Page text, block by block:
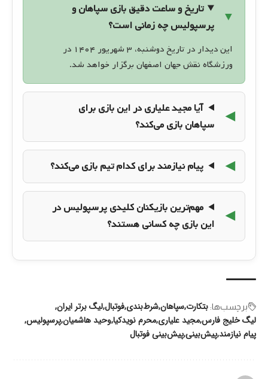
تاریخ و ساعت دقیق بازی سپاهان و
پرسپولیس چه زمانی است؟
این دیدار در تاریخ دوشنبه، ۳ شهریور ۱۴۰۴ در
ورزشگاه نقش جهان اصفهان برگزار خواهد شد.
آیا مجید علیاری در این بازی برای
سپاهان بازی می‌کند؟
پیام نیازمند برای کدام تیم بازی می‌کند؟
مهم‌ترین بازیکنان کلیدی پرسپولیس در
این بازی چه کسانی هستند؟
برچسب‌‌ها: بتکارتسپاهانشرط‌بندیفوتباللیگ برتر ایران
لیگ خلیج فارسمجید علیاریمحرم نویدکیاوحید هاشمیانپرسپولیس
پیام نیازمندپیش‌بینیپیش‌بینی فوتبال